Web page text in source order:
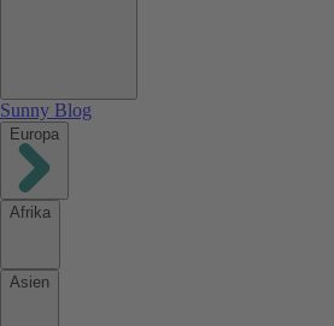
Sunny Blog
Europa
Afrika
Asien